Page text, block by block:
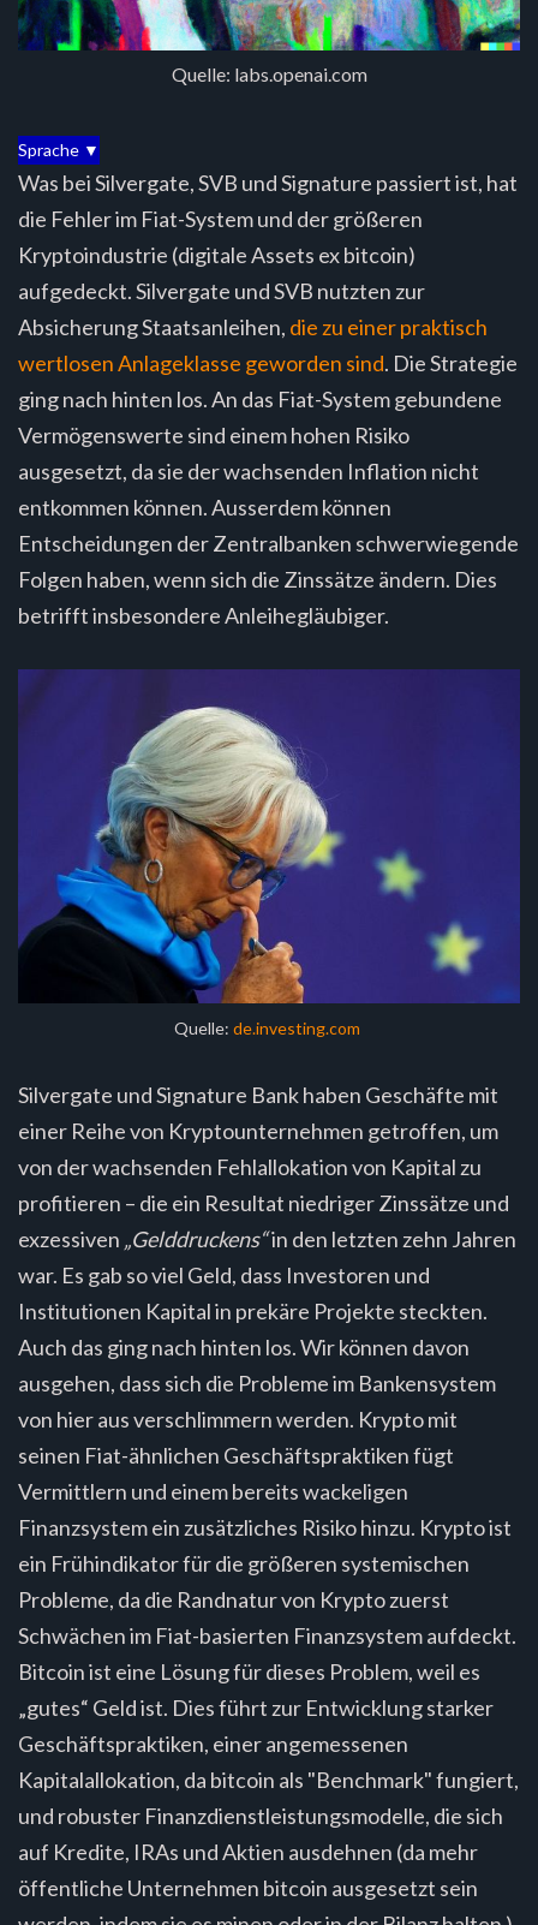
Quelle: labs.openai.com
Sprache ▼
Was bei Silvergate, SVB und Signature passiert ist, hat
die Fehler im Fiat-System und der größeren
Kryptoindustrie (digitale Assets ex bitcoin)
aufgedeckt. Silvergate und SVB nutzten zur
Absicherung Staatsanleihen, die zu einer praktisch
wertlosen Anlageklasse geworden sind. Die Strategie
ging nach hinten los. An das Fiat-System gebundene
Vermögenswerte sind einem hohen Risiko
ausgesetzt, da sie der wachsenden Inflation nicht
entkommen können. Ausserdem können
Entscheidungen der Zentralbanken schwerwiegende
Folgen haben, wenn sich die Zinssätze ändern. Dies
betrifft insbesondere Anleihegläubiger.
Quelle: de.investing.com
Silvergate und Signature Bank haben Geschäfte mit
einer Reihe von Kryptounternehmen getroffen, um
von der wachsenden Fehlallokation von Kapital zu
profitieren – die ein Resultat niedriger Zinssätze und
exzessiven „Gelddruckens“in den letzten zehn Jahren
war. Es gab so viel Geld, dass Investoren und
Institutionen Kapital in prekäre Projekte steckten.
Auch das ging nach hinten los. Wir können davon
ausgehen, dass sich die Probleme im Bankensystem
von hier aus verschlimmern werden. Krypto mit
seinen Fiat-ähnlichen Geschäftspraktiken fügt
Vermittlern und einem bereits wackeligen
Finanzsystem ein zusätzliches Risiko hinzu. Krypto ist
ein Frühindikator für die größeren systemischen
Probleme, da die Randnatur von Krypto zuerst
Schwächen im Fiat-basierten Finanzsystem aufdeckt.
Bitcoin ist eine Lösung für dieses Problem, weil es
„gutes“ Geld ist. Dies führt zur Entwicklung starker
Geschäftspraktiken, einer angemessenen
Kapitalallokation, da bitcoin als "Benchmark" fungiert,
und robuster Finanzdienstleistungsmodelle, die sich
auf Kredite, IRAs und Aktien ausdehnen (da mehr
öffentliche Unternehmen bitcoin ausgesetzt sein